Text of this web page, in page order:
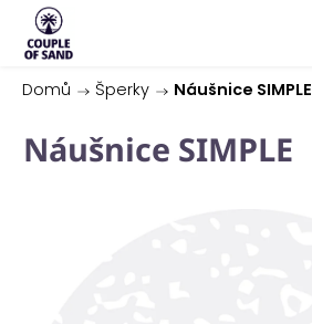
Domů / Šperky / Náušnice SIMPLE
Náušnice SIMPLE